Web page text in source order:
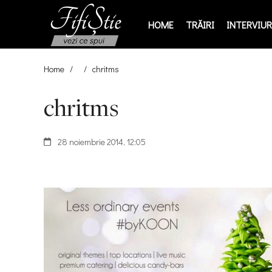
HOME TRĂIRI
Home / / chritms
chritms
28 noiembrie 2014, 12:05